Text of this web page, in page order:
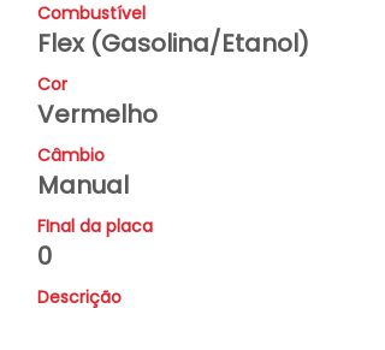
Combustível
Flex (Gasolina/Etanol)
Cor
Vermelho
Câmbio
Manual
FInal da placa
0
Descrição